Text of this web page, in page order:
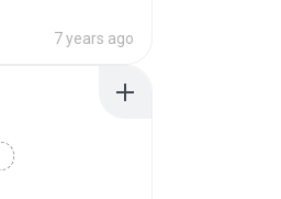
7 years ago